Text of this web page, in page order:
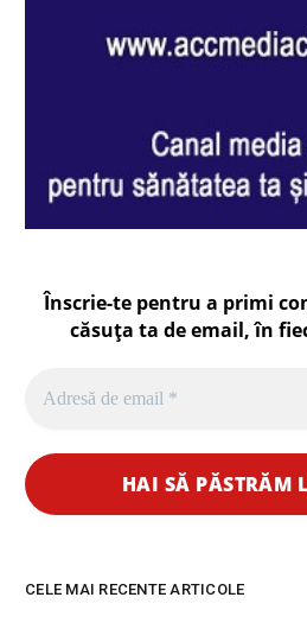
Înscrie-te pentru a primi
căsuța ta de email, în
CELE MAI RECENTE ARTICOLE